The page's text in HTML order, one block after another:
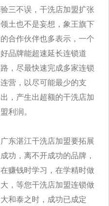
验三不误，干洗店加盟扩张
领土也不是妄想，象王旗下
的合作伙伴也多表示，一个
好品牌能超速延长连锁道
路，尽最快速完成多家连锁
连营，以尽可能最少的支
出，产生出超额的干洗店加
盟利润。
广东湛江干洗店加盟要拓展
成功，离不开成功的品牌，
在赚钱时学习，在学精时做
大，等您干洗店加盟连锁做
大和泰之时，成功已成定